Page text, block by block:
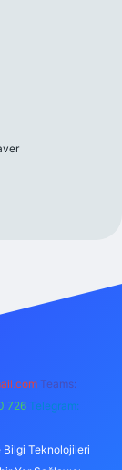
Teams:
726 Telegram:
Bilgi Teknolojileri